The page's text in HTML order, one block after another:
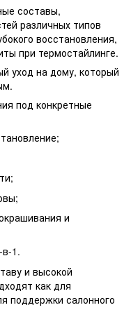
составы,
различных типов
восстановления,
при термостайлинге.
уход на дому, который
под конкретные
и
1.
и высокой
как для
поддержки салонного